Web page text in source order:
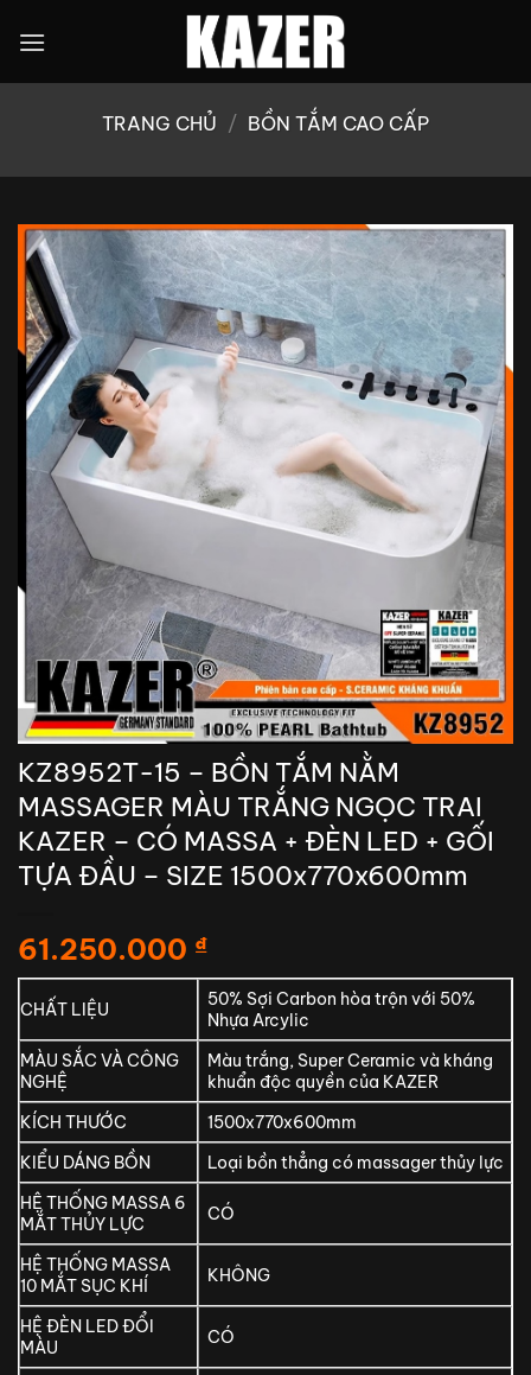
qua
TRANG CHỦ / BỒN TẮM CAO CẤP
KZ8952T-15 – BỒN TẮM NẰM
MASSAGER MÀU TRẮNG NGỌC TRAI
KAZER – CÓ MASSA + ĐÈN LED + GỐI
TỰA ĐẦU – SIZE 1500x770x600mm
61.250.000 ₫
CHẤT LIỆU
50% Sợi Carbon hòa trộn với 50%
Nhựa Arcylic
MÀU SẮC VÀ CÔNG
NGHỆ
Màu trắng, Super Ceramic và kháng
khuẩn độc quyền của KAZER
KÍCH THƯỚC
1500x770x600mm
KIỂU DÁNG BỒN
Loại bồn thẳng có massager thủy lực
HỆ THỐNG MASSA 6
MẮT THỦY LỰC
CÓ
HỆ THỐNG MASSA
10 MẮT SỤC KHÍ
KHÔNG
HỆ ĐÈN LED ĐỔI
MÀU
CÓ